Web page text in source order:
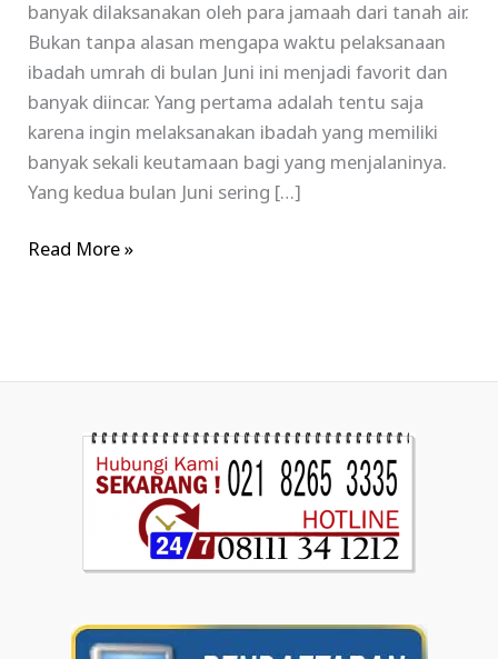
banyak dilaksanakan oleh para jamaah dari tanah air.
Bukan tanpa alasan mengapa waktu pelaksanaan
ibadah umrah di bulan Juni ini menjadi favorit dan
banyak diincar. Yang pertama adalah tentu saja
karena ingin melaksanakan ibadah yang memiliki
banyak sekali keutamaan bagi yang menjalaninya.
Yang kedua bulan Juni sering […]
Read More »